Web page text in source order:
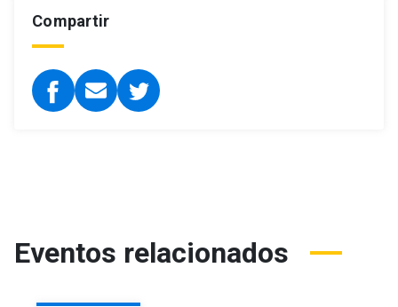
Compartir
Eventos relacionados